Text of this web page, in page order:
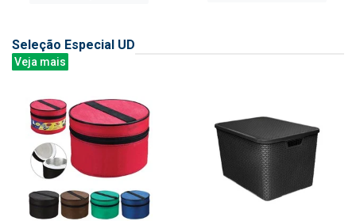
Seleção Especial UD
Veja mais